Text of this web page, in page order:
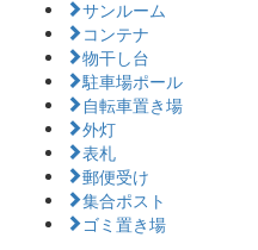
サンルーム
コンテナ
物干し台
駐車場ポール
自転車置き場
外灯
表札
郵便受け
集合ポスト
ゴミ置き場